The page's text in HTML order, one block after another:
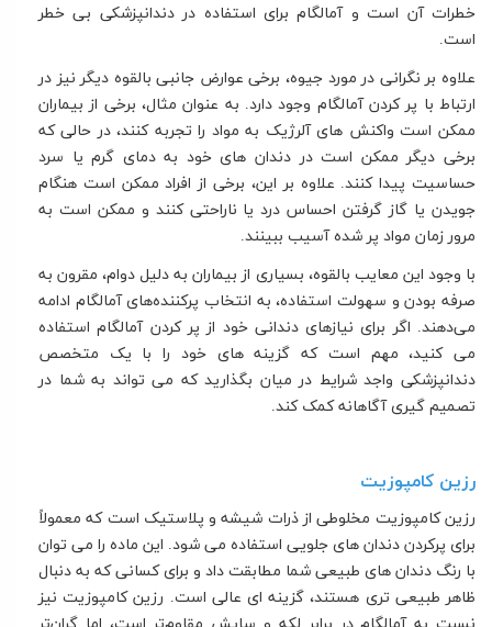
خطرات آن است و آمالگام برای استفاده در دندانپزشکی بی خطر
است.
علاوه بر نگرانی در مورد جیوه، برخی عوارض جانبی بالقوه دیگر نیز در
ارتباط با پر کردن آمالگام وجود دارد. به عنوان مثال، برخی از بیماران
ممکن است واکنش های آلرژیک به مواد را تجربه کنند، در حالی که
برخی دیگر ممکن است در دندان های خود به دمای گرم یا سرد
حساسیت پیدا کنند. علاوه بر این، برخی از افراد ممکن است هنگام
جویدن یا گاز گرفتن احساس درد یا ناراحتی کنند و ممکن است به
مرور زمان مواد پر شده آسیب ببینند.
با وجود این معایب بالقوه، بسیاری از بیماران به دلیل دوام، مقرون به
صرفه بودن و سهولت استفاده، به انتخاب پرکننده‌های آمالگام ادامه
می‌دهند. اگر برای نیازهای دندانی خود از پر کردن آمالگام استفاده
می کنید، مهم است که گزینه های خود را با یک متخصص
دندانپزشکی واجد شرایط در میان بگذارید که می تواند به شما در
تصمیم گیری آگاهانه کمک کند.
رزین کامپوزیت
رزین کامپوزیت مخلوطی از ذرات شیشه و پلاستیک است که معمولاً
برای پرکردن دندان های جلویی استفاده می شود. این ماده را می توان
با رنگ دندان های طبیعی شما مطابقت داد و برای کسانی که به دنبال
ظاهر طبیعی تری هستند، گزینه ای عالی است. رزین کامپوزیت نیز